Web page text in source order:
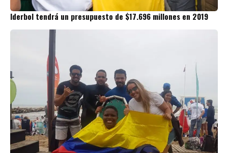
Iderbol tendrá un presupuesto de $17.696 millones en 2019